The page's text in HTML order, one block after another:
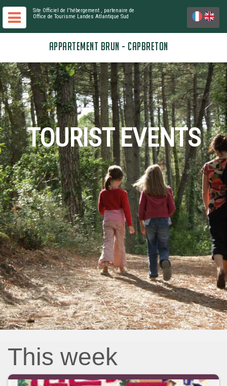
Site Officiel de l'hébergement , partenaire de
Office de Tourisme Landes Atlantique Sud
APPARTEMENT BRUN - CAPBRETON
TOURIST EVENTS
This week